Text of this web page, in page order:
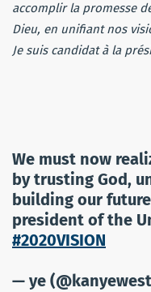
accomplir la promesse
Dieu, en unifiant nos
Je suis candidat à la
We must now
by trusting God,
building our
president of the
#2020VISION
— ye